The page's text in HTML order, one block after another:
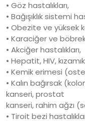
• Göz hastalıkları,
• Bağışıklık sistemi
• Obezite ve yüksek
• Karaciğer ve
• Akciğer hastalıkları,
• Hepatit, HIV,
• Kemik erimesi
• Kalın bağırsak
kanseri, prostat
kanseri, rahim ağzı
• Tiroit bezi